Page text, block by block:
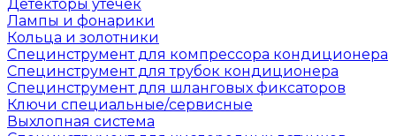
Детекторы утечек
Лампы и фонарики
Кольца и золотники
Специнструмент для компрессора кондиционера
Специнструмент для трубок кондиционера
Специнструмент для шланговых фиксаторов
Ключи специальные/сервисные
Выхлопная система